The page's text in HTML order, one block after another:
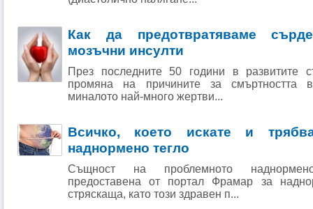
Как да предотвратяваме
мозъчни инсулти
През последните 50 години в развитите
промяна на причините за смъртността
миналото най-много жертви...
Всичко, което искате и
наднормено тегло
Същност на проблемното наднормено
предоставена от портал Фрамар за
стряскаща, като този здравен п...